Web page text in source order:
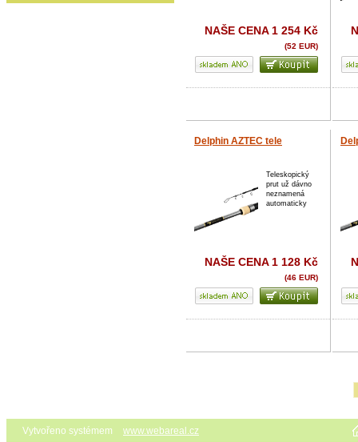
NAŠE CENA 1 254 Kč
(52 EUR)
Delphin AZTEC tele
Teleskopický
prut už dávno
neznamená
automaticky
NAŠE CENA 1 128 Kč
(46 EUR)
Vytvořeno systémem www.webareal.cz